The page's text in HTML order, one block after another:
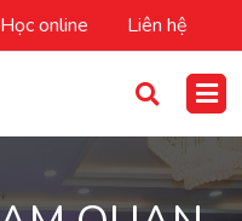
Học online Liên hệ